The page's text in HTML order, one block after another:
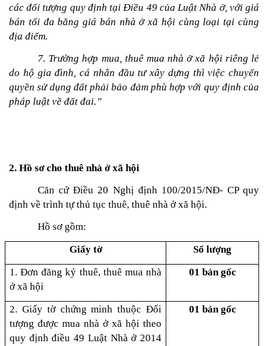
các đối tượng quy định tại Điều 49 của Luật Nhà ở, với giá
bán tối đa bằng giá bán nhà ở xã hội cùng loại tại cùng
địa điểm.
7. Trường hợp mua, thuê mua nhà ở xã hội riêng lẻ
do hộ gia đình, cá nhân đầu tư xây dựng thì việc chuyển
quyền sử dụng đất phải bảo đảm phù hợp với quy định của
pháp luật về đất đai.”
2. Hồ sơ cho thuê nhà ở xã hội
Căn cứ Điều 20 Nghị định 100/2015/NĐ- CP quy
định về trình tự thủ tục thuê, thuê nhà ở xã hội.
Hồ sơ gồm:
Giấy tờ
Số lượng
1. Đơn đăng ký thuê, thuê mua nhà
ở xã hội
01 bản gốc
2. Giấy tờ chứng minh thuộc Đối
tượng được mua nhà ở xã hội theo
quy định điều 49 Luật Nhà ở 2014
01 bản gốc